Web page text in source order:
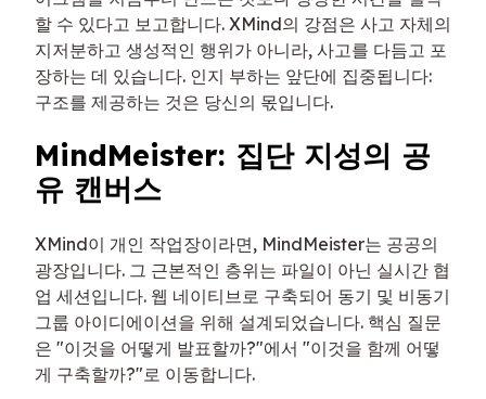
할 수 있다고 보고합니다. XMind의 강점은 사고 자체의
지저분하고 생성적인 행위가 아니라, 사고를 다듬고 포
장하는 데 있습니다. 인지 부하는 앞단에 집중됩니다:
구조를 제공하는 것은 당신의 몫입니다.
MindMeister: 집단 지성의 공
유 캔버스
XMind이 개인 작업장이라면, MindMeister는 공공의
광장입니다. 그 근본적인 층위는 파일이 아닌 실시간 협
업 세션입니다. 웹 네이티브로 구축되어 동기 및 비동기
그룹 아이디에이션을 위해 설계되었습니다. 핵심 질문
은 "이것을 어떻게 발표할까?"에서 "이것을 함께 어떻
게 구축할까?"로 이동합니다.